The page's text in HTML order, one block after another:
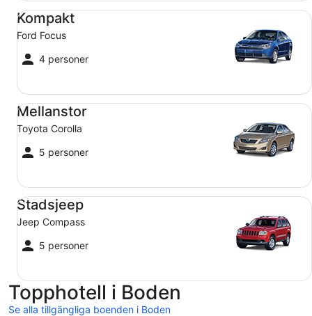
Kompakt
Ford Focus
4 personer
Kompakt Ford Focus
Mellanstor
Toyota Corolla
5 personer
Mellanstor Toyota Corolla
Stadsjeep
Jeep Compass
5 personer
Stadsjeep Jeep Compass
Topphotell i Boden
Se alla tillgängliga boenden i Boden